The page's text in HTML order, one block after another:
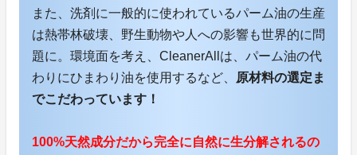
また、洗剤に一般的に使われているパーム油の生産
は熱帯林破壊、野生動物や人への影響も世界的に問
題に。環境面を考え、CleanerAllは、パーム油の代
わりにひまわり油を使用するなど、
原材料の選定ま
でこだわっています！
100%天然成分だから完全に自然に生分解されるの